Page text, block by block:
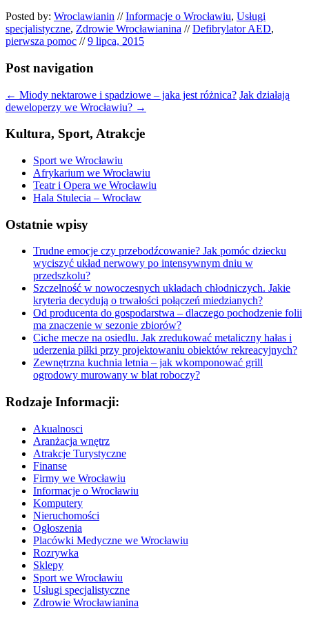
Posted by: Wroclawianin // Informacje o Wrocławiu, Usługi
specjalistyczne, Zdrowie Wrocławianina // Defibrylator AED,
pierwsza pomoc // 9 lipca, 2015
Post navigation
← Miody nektarowe i spadziowe – jaka jest różnica? Jak działają
deweloperzy we Wrocławiu? →
Kultura, Sport, Atrakcje
Sport we Wrocławiu
Afrykarium we Wrocławiu
Teatr i Opera we Wrocławiu
Hala Stulecia – Wrocław
Ostatnie wpisy
Trudne emocje czy przebodźcowanie? Jak pomóc dziecku
wyciszyć układ nerwowy po intensywnym dniu w
przedszkolu?
Szczelność w nowoczesnych układach chłodniczych. Jakie
kryteria decydują o trwałości połączeń miedzianych?
Od producenta do gospodarstwa – dlaczego pochodzenie folii
ma znaczenie w sezonie zbiorów?
Ciche mecze na osiedlu. Jak zredukować metaliczny hałas i
uderzenia piłki przy projektowaniu obiektów rekreacyjnych?
Zewnętrzna kuchnia letnia – jak wkomponować grill
ogrodowy murowany w blat roboczy?
Rodzaje Informacji:
Akualnosci
Aranżacja wnętrz
Atrakcje Turystyczne
Finanse
Firmy we Wrocławiu
Informacje o Wrocławiu
Komputery
Nieruchomości
Ogłoszenia
Placówki Medyczne we Wrocławiu
Rozrywka
Sklepy
Sport we Wrocławiu
Usługi specjalistyczne
Zdrowie Wrocławianina